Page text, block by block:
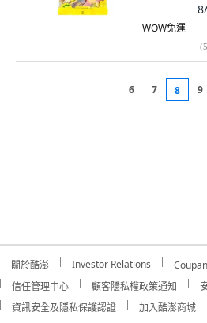
WOW免運
(
6 7 8 9
關於酷澎 Investor Relations
信任管理中心
顧客隱私權政策通知
資訊安全及隱私保護認證
加入酷澎商城